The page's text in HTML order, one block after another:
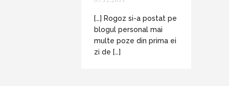
[…] Rogoz si-a postat pe
blogul personal mai
multe poze din prima ei
zi de […]